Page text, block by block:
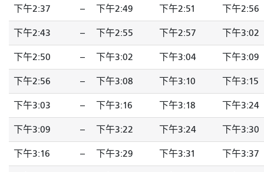
下午2:37 -- 下午2:49 下午2:51 下午2:56
下午2:43 -- 下午2:55 下午2:57 下午3:02
下午2:50 -- 下午3:02 下午3:04 下午3:09
下午2:56 -- 下午3:08 下午3:10 下午3:15
下午3:03 -- 下午3:16 下午3:18 下午3:24
下午3:09 -- 下午3:22 下午3:24 下午3:30
下午3:16 -- 下午3:29 下午3:31 下午3:37